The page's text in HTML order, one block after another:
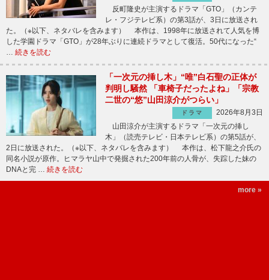
反町隆史が主演するドラマ「GTO」（カンテ
レ・フジテレビ系）の第3話が、3日に放送され
た。（※以下、ネタバレを含みます） 本作は、1998年に放送されて人気を博
した学園ドラマ「GTO」が28年ぶりに連続ドラマとして復活。50代になった“
… 続きを読む
「一次元の挿し木」“唯”白石聖の正体が
判明し騒然 「車椅子だったよね」「宗教
二世の“悠”山田涼介がつらい」
ドラマ
2026年8月3日
山田涼介が主演するドラマ「一次元の挿し
木」（読売テレビ・日本テレビ系）の第5話が、
2日に放送された。（※以下、ネタバレを含みます） 本作は、松下龍之介氏の
同名小説が原作。ヒマラヤ山中で発掘された200年前の人骨が、失踪した妹の
DNAと完 … 続きを読む
more »